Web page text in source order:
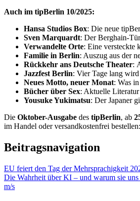
Auch im tipBerlin 10/2025:
Hansa Studios Box: Die neue
Sven Marquardt: Der Berghain-
Verwandelte Orte: Eine versteckte
Familie in Berlin: Auszug aus der
Rückkehr ans Deutsche Theater:
Jazzfest Berlin: Vier Tage lang
Neues Motto, neuer Monat: Was
Bücher über Sex: Aktuelle
Yousuke Yukimatsu: Der Japaner
Die Oktober-Ausgabe des tipBerlin, ab
im Handel oder versandkostenfrei bestellen:
Beitragsnavigation
EU feiert den Tag der Mehrsprachigkeit
Die Wahrheit über KI – und warum sie
m/s